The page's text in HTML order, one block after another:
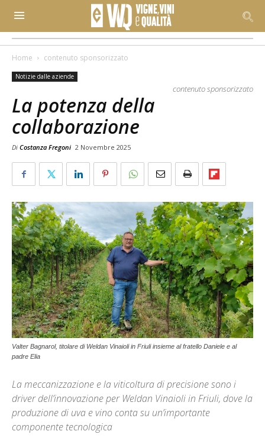
Home contenuto sponsorizzato
Notizie dalle aziende
contenuto sponsorizzato
La potenza della
collaborazione
Di Costanza Fregoni 2 Novembre 2025
Valter Bagnarol, titolare di Weldan Vinaioli in Friuli insieme al fratello Daniele e al
padre Elia
La meccanizzazione e la viticoltura di precisione sono i
driver dell’innovazione per Weldan Vinaioli in Friuli, dove la
produzione di uva e vino conta su un’importante
componente tecnologica